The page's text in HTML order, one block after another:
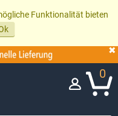
Funktionalität bieten
0